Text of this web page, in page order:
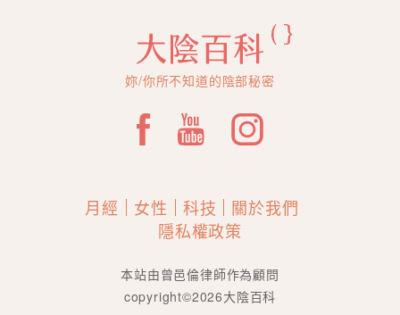
妳/你所不知道的陰部秘密
月經 女性 科技
關於我們
隱私權政策
本站由曾邑倫律師作為顧問
copyright©2026大陰百科